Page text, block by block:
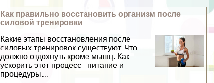
Как правильно восстановить организм после
силовой тренировки
Какие этапы восстановления после
силовых тренировок существуют. Что
должно отдохнуть кроме мышц. Как
ускорить этот процесс - питание и
процедуры....